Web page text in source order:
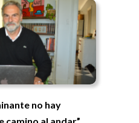
no hay
camino al andar”